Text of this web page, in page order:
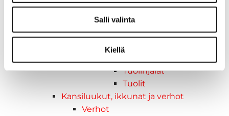
Salli valinta
Kiellä
Muovia
Kalusteet, sisustus ja astiat
Venetuolit ja -tuolinjalat
Pöydät ja istuimet
Tuolinjalat
Tuolit
Kansiluukut, ikkunat ja verhot
Verhot